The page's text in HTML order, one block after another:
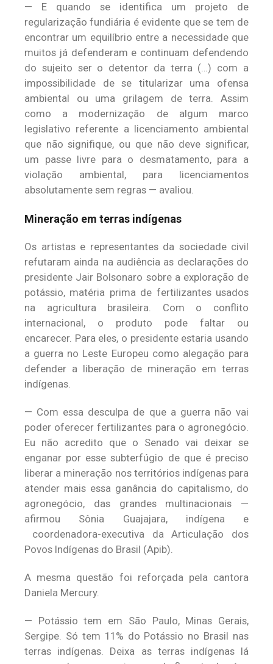
— E quando se identifica um projeto de
regularização fundiária é evidente que se tem de
encontrar um equilíbrio entre a necessidade que
muitos já defenderam e continuam defendendo
do sujeito ser o detentor da terra (…) com a
impossibilidade de se titularizar uma ofensa
ambiental ou uma grilagem de terra. Assim
como a modernização de algum marco
legislativo referente a licenciamento ambiental
que não signifique, ou que não deve significar,
um passe livre para o desmatamento, para a
violação ambiental, para licenciamentos
absolutamente sem regras — avaliou.
Mineração em terras indígenas
Os artistas e representantes da sociedade civil
refutaram ainda na audiência as declarações do
presidente Jair Bolsonaro sobre a exploração de
potássio, matéria prima de fertilizantes usados
na agricultura brasileira. Com o conflito
internacional, o produto pode faltar ou
encarecer. Para eles, o presidente estaria usando
a guerra no Leste Europeu como alegação para
defender a liberação de mineração em terras
indígenas.
— Com essa desculpa de que a guerra não vai
poder oferecer fertilizantes para o agronegócio.
Eu não acredito que o Senado vai deixar se
enganar por esse subterfúgio de que é preciso
liberar a mineração nos territórios indígenas para
atender mais essa ganância do capitalismo, do
agronegócio, das grandes multinacionais —
afirmou Sônia Guajajara, indígena e
coordenadora-executiva da Articulação dos
Povos Indígenas do Brasil (Apib).
A mesma questão foi reforçada pela cantora
Daniela Mercury.
— Potássio tem em São Paulo, Minas Gerais,
Sergipe. Só tem 11% do Potássio no Brasil nas
terras indígenas. Deixa as terras indígenas lá